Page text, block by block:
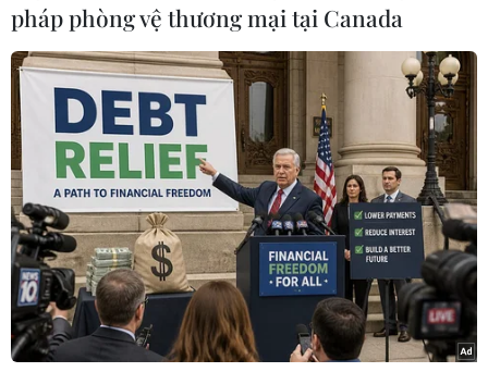
minh bắt đầu cắt giảm sản lượng nhằm hỗ trợ
giá dầu) xuống còn 37 triệu thùng/ngày trong
tháng 11/2018.
Còn theo Bộ trưởng Dầu mỏ Iraq Thamir
Ghadhban, hiện có dự đoán rằng quyết định cắt
giảm sản lượng của các nhà sản xuất trong và
ngoài OPEC có thể được gia hạn và Iraq sẽ sẵn
sàng tham gia nỗ lực này vào tháng 4/2019, thời
điểm OPEC dự kiến tổ chức cuộc họp tiếp theo
về chính sách sản lượng tại Vienna (Áo)./.
pháp phòng vệ thương mại tại Canada